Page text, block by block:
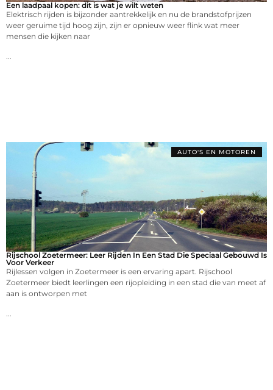
Een laadpaal kopen: dit is wat je wilt weten
Elektrisch rijden is bijzonder aantrekkelijk en nu de brandstofprijzen
weer geruime tijd hoog zijn, zijn er opnieuw weer flink wat meer
mensen die kijken naar
AUTO'S EN MOTOREN
Rijschool Zoetermeer: Leer Rijden In Een Stad Die Speciaal Gebouwd Is
Voor Verkeer
Rijlessen volgen in Zoetermeer is een ervaring apart. Rijschool
Zoetermeer biedt leerlingen een rijopleiding in een stad die van meet af
aan is ontworpen met